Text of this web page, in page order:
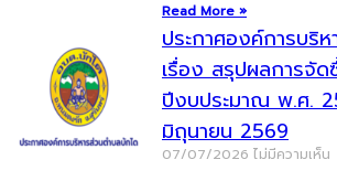
Read More »
ประกาศองค์การบริ
เรื่อง สรุปผลการจัด
ปีงบประมาณ พ.ศ.
มิถุนายน 2569
07/07/2026 ไม่มีความเห็น